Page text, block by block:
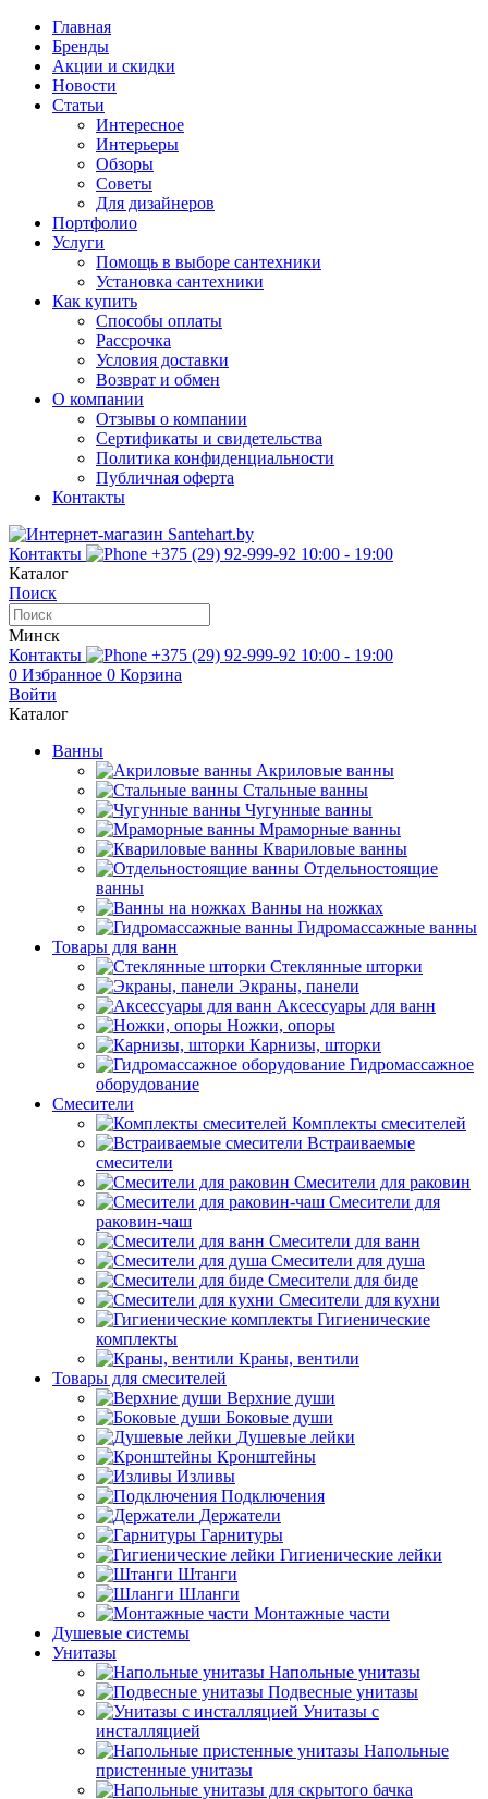
Главная
Бренды
Акции и скидки
Новости
Статьи
Интересное
Интерьеры
Обзоры
Советы
Для дизайнеров
Портфолио
Услуги
Помощь в выборе сантехники
Установка сантехники
Как купить
Способы оплаты
Рассрочка
Условия доставки
Возврат и обмен
О компании
Отзывы о компании
Сертификаты и свидетельства
Политика конфиденциальности
Публичная оферта
Контакты
Контакты +375 (29) 92-999-92 10:00 - 19:00
Каталог
Поиск
Минск
Контакты
+375 (29) 92-999-92 10:00 - 19:00
0 Избранное 0 Корзина
Войти
Каталог
Ванны
Акриловые ванны
Стальные ванны
Чугунные ванны
Мраморные ванны
Квариловые ванны
Отдельностоящие
ванны
Ванны на ножках
Гидромассажные ванны
Товары для ванн
Стеклянные шторки
Экраны, панели
Аксессуары для ванн
Ножки, опоры
Карнизы, шторки
Гидромассажное
оборудование
Смесители
Комплекты смесителей
Встраиваемые
смесители
Смесители для раковин
Смесители для
раковин-чаш
Смесители для ванн
Смесители для душа
Смесители для биде
Смесители для кухни
Гигиенические
комплекты
Краны, вентили
Товары для смесителей
Верхние души
Боковые души
Душевые лейки
Кронштейны
Изливы
Подключения
Держатели
Гарнитуры
Гигиенические лейки
Штанги
Шланги
Монтажные части
Душевые системы
Унитазы
Напольные унитазы
Подвесные унитазы
Унитазы с
инсталляцией
Напольные
пристенные унитазы